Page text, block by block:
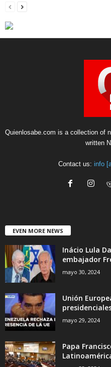
Quienlosabe.com is a collection of
written
Contact us: info
EVEN MORE NEWS
Inácio Lula
embajador
mayo 30, 2024
Unión
mayo 29, 2024
Papa